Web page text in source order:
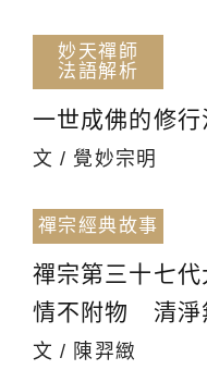
妙天禪師
法語解析
一世成佛的修行
文 / 覺妙宗明
禪宗經典故事
禪宗第三十七
情不附物 清淨
文 / 陳羿緻